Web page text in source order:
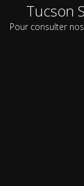
Tucson
Pour consulter